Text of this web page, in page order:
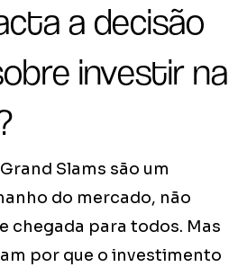
a decisão
investir na
Slams são um
do mercado, não
chegada para todos. Mas
por que o investimento